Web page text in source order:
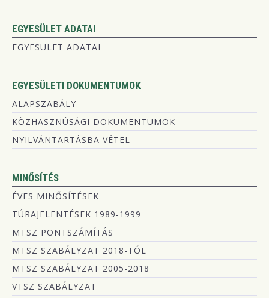
EGYESÜLET ADATAI
EGYESÜLET ADATAI
EGYESÜLETI DOKUMENTUMOK
ALAPSZABÁLY
KÖZHASZNÚSÁGI DOKUMENTUMOK
NYILVÁNTARTÁSBA VÉTEL
MINŐSÍTÉS
ÉVES MINŐSÍTÉSEK
TÚRAJELENTÉSEK 1989-1999
MTSZ PONTSZÁMÍTÁS
MTSZ SZABÁLYZAT 2018-TÓL
MTSZ SZABÁLYZAT 2005-2018
VTSZ SZABÁLYZAT